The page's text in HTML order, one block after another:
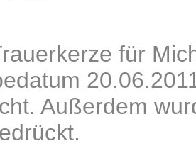
für
Außerdem